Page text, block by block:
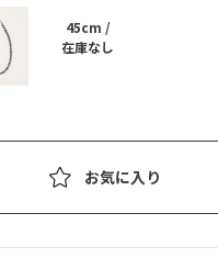
45cm /
在庫なし
お気に入り